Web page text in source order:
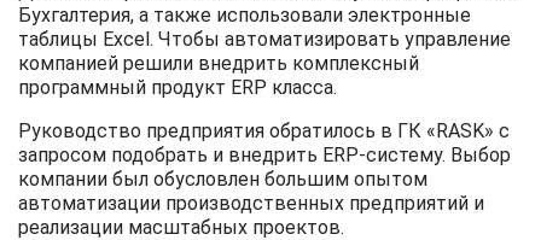
Бухгалтерия, а также использовали электронные
таблицы Excel. Чтобы автоматизировать управление
компанией решили внедрить комплексный
программный продукт ERP класса.
Руководство предприятия обратилось в ГК «RASK» с
запросом подобрать и внедрить ERP-систему. Выбор
компании был обусловлен большим опытом
автоматизации производственных предприятий и
реализации масштабных проектов.